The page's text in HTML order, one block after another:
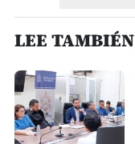
LEE TAMBIÉN